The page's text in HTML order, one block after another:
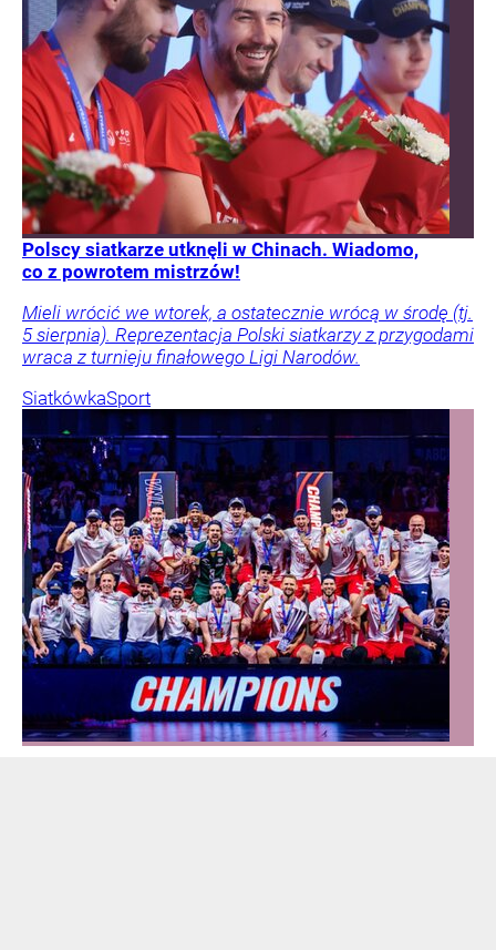
Polscy siatkarze utknęli w Chinach. Wiadomo,
co z powrotem mistrzów!
Mieli wrócić we wtorek, a ostatecznie wrócą w środę (tj.
5 sierpnia). Reprezentacja Polski siatkarzy z przygodami
wraca z turnieju finałowego Ligi Narodów.
SiatkówkaSport